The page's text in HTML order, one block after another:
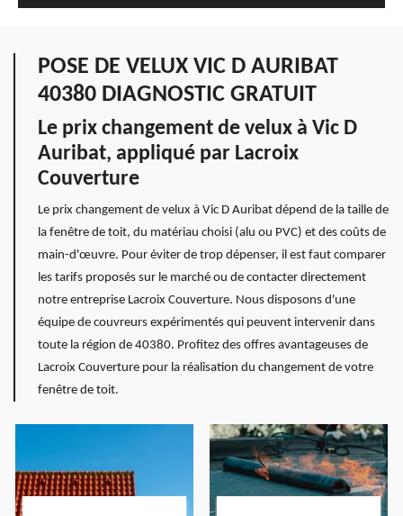
POSE DE VELUX VIC D AURIBAT
40380 DIAGNOSTIC GRATUIT
Le prix changement de velux à Vic D
Auribat, appliqué par Lacroix
Couverture
Le prix changement de velux à Vic D Auribat dépend de la taille de
la fenêtre de toit, du matériau choisi (alu ou PVC) et des coûts de
main-d'œuvre. Pour éviter de trop dépenser, il est faut comparer
les tarifs proposés sur le marché ou de contacter directement
notre entreprise Lacroix Couverture. Nous disposons d'une
équipe de couvreurs expérimentés qui peuvent intervenir dans
toute la région de 40380. Profitez des offres avantageuses de
Lacroix Couverture pour la réalisation du changement de votre
fenêtre de toit.